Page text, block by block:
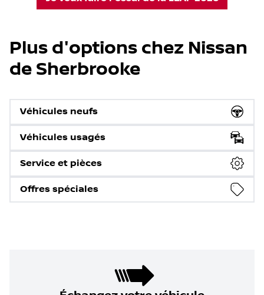
Plus d'options chez Nissan
de Sherbrooke
Véhicules neufs
Véhicules usagés
Service et pièces
Offres spéciales